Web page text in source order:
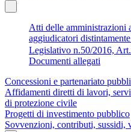
Atti delle amministrazioni
aggiudicatori
Legislativo n.50/2016,
Documenti allegati
Concessioni e partenariato
Affidamenti diretti di lavori,
di protezione civile
Progetti di investimento pubblico
Sovvenzioni, contributi, sussidi,